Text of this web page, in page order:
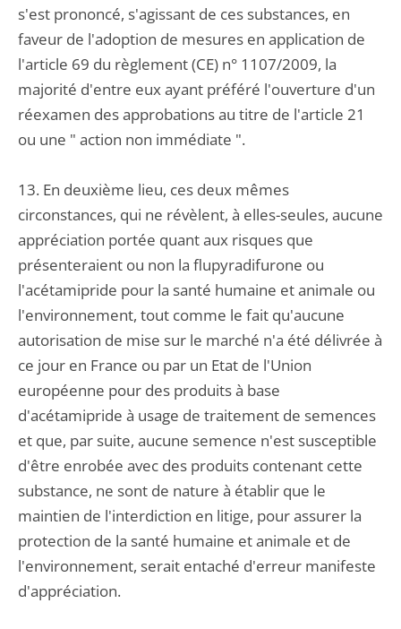
s'est prononcé, s'agissant de ces substances, en
faveur de l'adoption de mesures en application de
l'article 69 du règlement (CE) n° 1107/2009, la
majorité d'entre eux ayant préféré l'ouverture d'un
réexamen des approbations au titre de l'article 21
ou une " action non immédiate ".
13. En deuxième lieu, ces deux mêmes
circonstances, qui ne révèlent, à elles-seules, aucune
appréciation portée quant aux risques que
présenteraient ou non la flupyradifurone ou
l'acétamipride pour la santé humaine et animale ou
l'environnement, tout comme le fait qu'aucune
autorisation de mise sur le marché n'a été délivrée à
ce jour en France ou par un Etat de l'Union
européenne pour des produits à base
d'acétamipride à usage de traitement de semences
et que, par suite, aucune semence n'est susceptible
d'être enrobée avec des produits contenant cette
substance, ne sont de nature à établir que le
maintien de l'interdiction en litige, pour assurer la
protection de la santé humaine et animale et de
l'environnement, serait entaché d'erreur manifeste
d'appréciation.